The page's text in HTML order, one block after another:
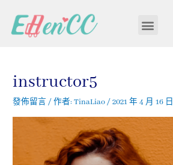
instructor5
發佈留言 / 作者:TinaLiao/2021 年 4 月 16 日